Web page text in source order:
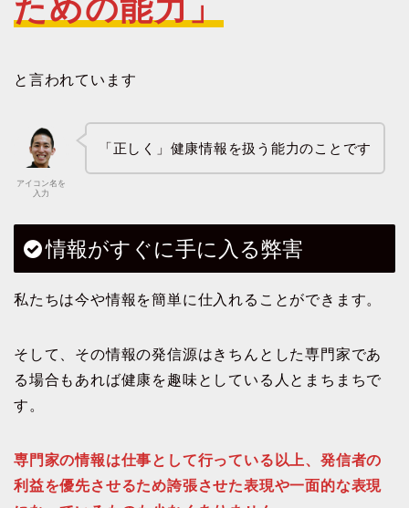
ための能力」
と言われています
アイコン名を
入力
「正しく」健康情報を扱う能力のことです
情報がすぐに手に入る弊害
私たちは今や情報を簡単に仕入れることができます。
そして、その情報の発信源はきちんとした専門家であ
る場合もあれば健康を趣味としている人とまちまちで
す。
専門家の情報は仕事として行っている以上、発信者の
利益を優先させるため誇張させた表現や一面的な表現